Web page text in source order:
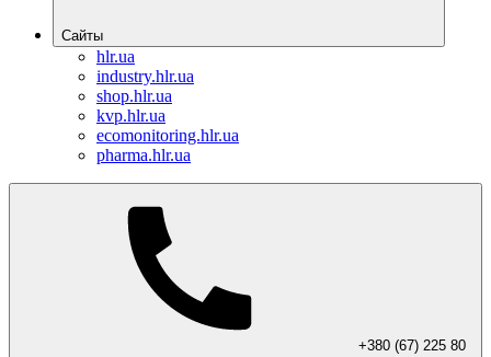
Сайты
hlr.ua
industry.hlr.ua
shop.hlr.ua
kvp.hlr.ua
ecomonitoring.hlr.ua
pharma.hlr.ua
+380 (67) 225 80